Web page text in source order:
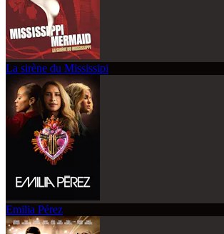
La sirène du Mississipi
Emilia Pérez